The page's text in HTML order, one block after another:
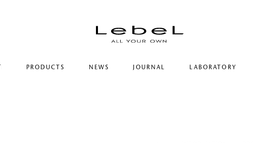
PRODUCTS NEWS JOURNAL LABORATORY